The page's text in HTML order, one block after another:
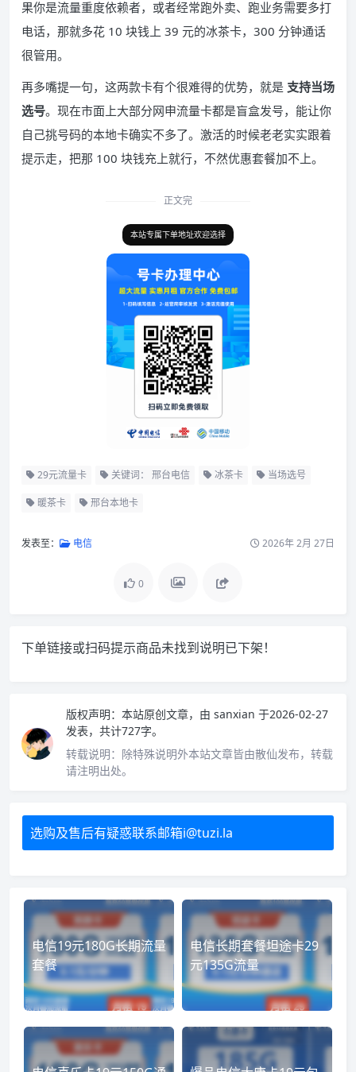
果你是流量重度依赖者，或者经常跑外卖、跑业务需要多打
电话，那就多花 10 块钱上 39 元的冰茶卡，300 分钟通话
很管用。
再多嘴提一句，这两款卡有个很难得的优势，就是 支持当场
选号。现在市面上大部分网申流量卡都是盲盒发号，能让你
自己挑号码的本地卡确实不多了。激活的时候老老实实跟着
提示走，把那 100 块钱充上就行，不然优惠套餐加不上。
正文完
本站专属下单地址欢迎选择
29元流量卡 关键词： 邢台电信 冰茶卡 当场选号
暖茶卡 邢台本地卡
发表至： 电信 2026年 2月 27日
0
下单链接或扫码提示商品未找到说明已下架！
版权声明： 本站原创文章，由 sanxian 于2026-02-27
发表，共计727字。
转载说明： 除特殊说明外本站文章皆由散仙发布，转载
请注明出处。
选购及售后有疑惑联系邮箱i@tuzi.la
电信19元180G长期流量
套餐
电信长期套餐坦途卡29
元135G流量